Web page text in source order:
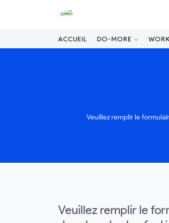
ACCUEIL DO-MORE
Veuillez remplir le
Veuillez remplir le